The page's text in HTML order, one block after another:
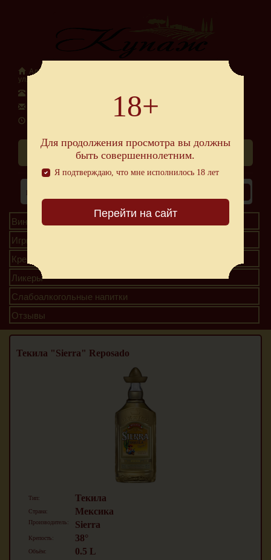
Адрес: 295048 Республика Крым г.Симферополь,
ул.Старозенитная, 5
E-mail: alko.kupazh2020@gmail.com
Схема проезда
18+
Для продолжения просмотра вы должны
быть совершеннолетним.
Я подтверждаю, что мне исполнилось 18 лет
Перейти на сайт
Вина
Игристые вина
Крепкие напитки
Ликеры
Слабоалкогольные напитки
Отзывы
Текила "Sierra" Reposado
Тип: Текила
Страна: Мексика
Производитель: Sierra
Крепость: 38°
Объём: 0.5 L